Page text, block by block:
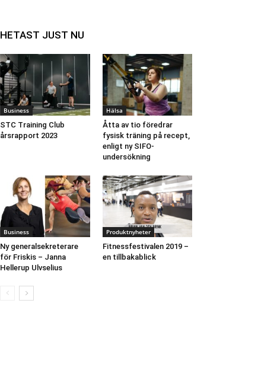
HETAST JUST NU
Business
STC Training Club
årsrapport 2023
Hälsa
Åtta av tio föredrar
fysisk träning på recept,
enligt ny SIFO-
undersökning
Business
Ny generalsekreterare
för Friskis – Janna
Hellerup Ulvselius
Produktnyheter
Fitnessfestivalen 2019 –
en tillbakablick